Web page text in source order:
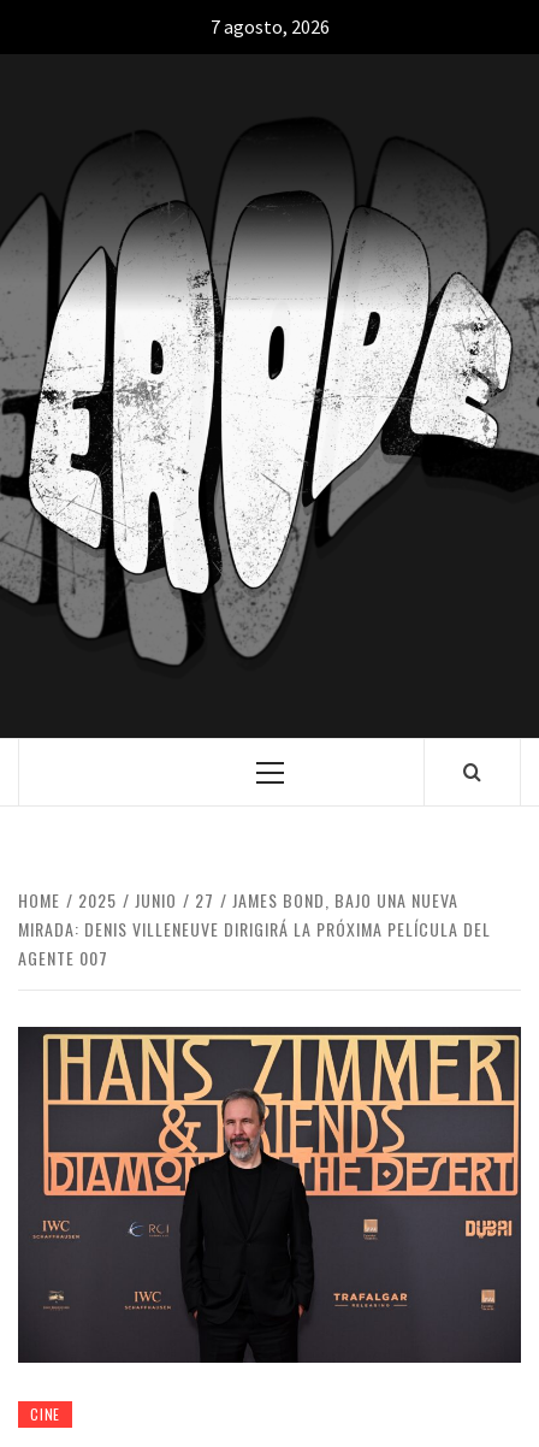
7 agosto, 2026
HOME 2025 JUNIO 27
JAMES BOND, BAJO UNA NUEVA
MIRADA: DENIS VILLENEUVE DIRIGIRÁ LA PRÓXIMA PELÍCULA DEL
AGENTE 007
CINE